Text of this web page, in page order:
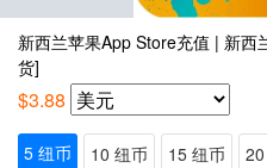
新西兰苹果App Store充值 | 新西
货]
$3.88
5 纽币 10 纽币 15 纽币